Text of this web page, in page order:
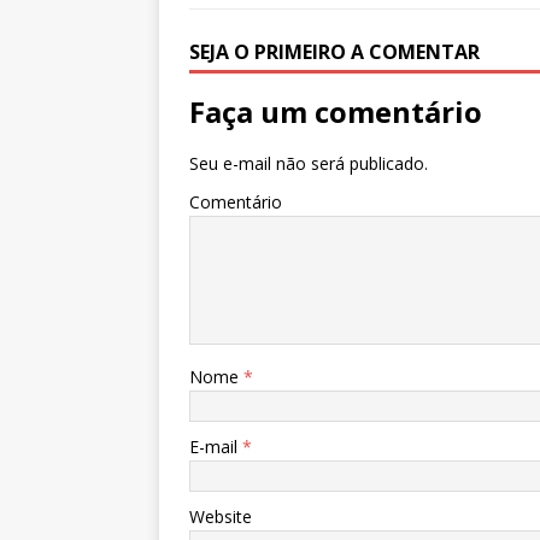
k r
SEJA O PRIMEIRO A COMENTAR
Faça um comentário
Seu e-mail não será publicado.
Comentário
Nome *
E-mail *
Website